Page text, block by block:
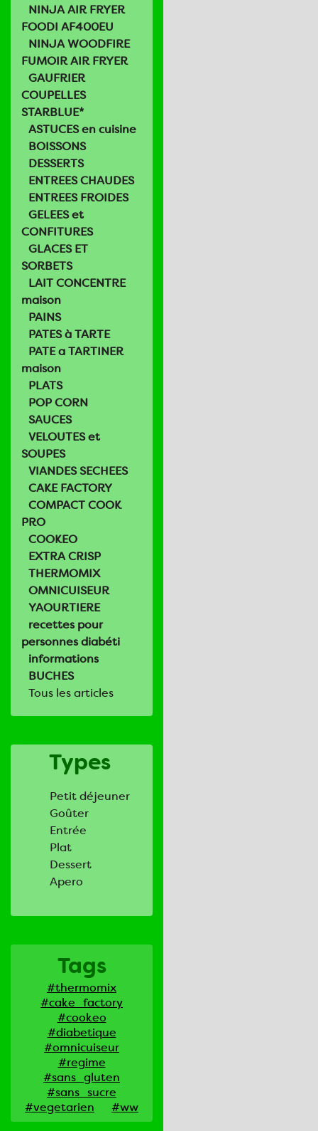
NINJA AIR FRYER
FOODI AF400EU
NINJA WOODFIRE
FUMOIR AIR FRYER
GAUFRIER
COUPELLES
STARBLUE*
ASTUCES en cuisine
BOISSONS
DESSERTS
ENTREES CHAUDES
ENTREES FROIDES
GELEES et
CONFITURES
GLACES ET
SORBETS
LAIT CONCENTRE
maison
PAINS
PATES à TARTE
PATE a TARTINER
maison
PLATS
POP CORN
SAUCES
VELOUTES et
SOUPES
VIANDES SECHEES
CAKE FACTORY
COMPACT COOK
PRO
COOKEO
EXTRA CRISP
THERMOMIX
OMNICUISEUR
YAOURTIERE
recettes pour
personnes diabéti
informations
BUCHES
Tous les articles
Types
Petit déjeuner
Goûter
Entrée
Plat
Dessert
Apero
Tags
#thermomix
#cake_factory
#cookeo
#diabetique
#omnicuiseur
#regime
#sans_gluten
#sans_sucre
#vegetarien
#ww